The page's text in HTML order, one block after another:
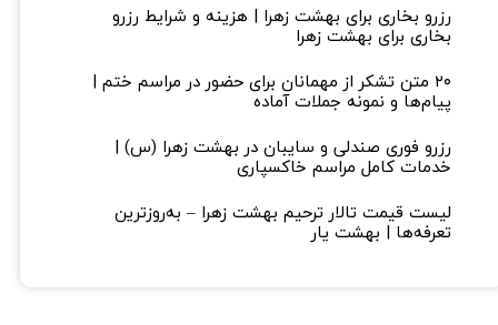
رزرو بخاری برای بهشت زهرا | هزینه و شرایط رزرو
بخاری برای بهشت زهرا
۲۰ متن تشکر از مهمانان برای حضور در مراسم ختم |
پیام‌ها و نمونه جملات آماده
رزرو فوری صندلی و سایبان در بهشت زهرا (س) |
خدمات کامل مراسم خاکسپاری
لیست قیمت تالار ترحیم بهشت زهرا – به‌روزترین
تعرفه‌ها | بهشت یار